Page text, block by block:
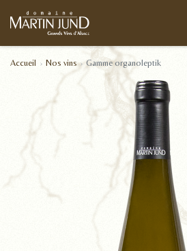
Accueil Nos vins Gamme organoleptik